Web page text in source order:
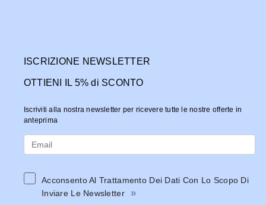
ISCRIZIONE NEWSLETTER
OTTIENI IL 5% di SCONTO
Iscriviti alla nostra newsletter per ricevere tutte le nostre offerte in
anteprima
Acconsento Al Trattamento Dei Dati Con Lo Scopo Di
Inviare Le Newsletter
»